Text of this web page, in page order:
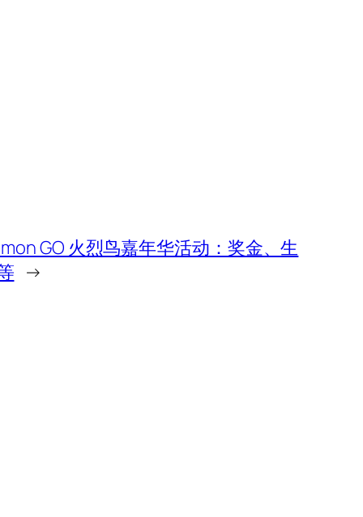
GO 火烈鸟嘉年华活动：奖金、生
→